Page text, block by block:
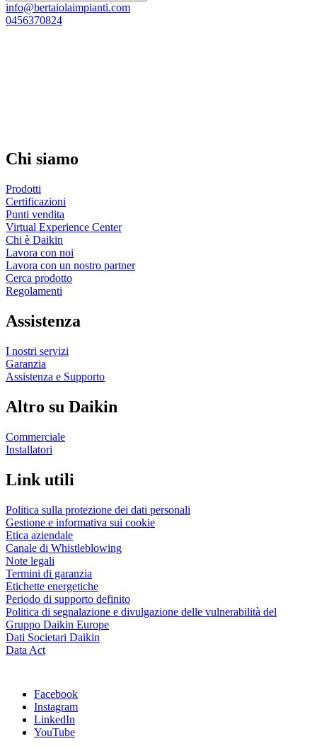
info@bertaiolaimpianti.com
0456370824
Chi siamo
Prodotti
Certificazioni
Punti vendita
Virtual Experience Center
Chi è Daikin
Lavora con noi
Lavora con un nostro partner
Cerca prodotto
Regolamenti
Assistenza
I nostri servizi
Garanzia
Assistenza e Supporto
Altro su Daikin
Commerciale
Installatori
Link utili
Politica sulla protezione dei dati personali
Gestione e informativa sui cookie
Etica aziendale
Canale di Whistleblowing
Note legali
Termini di garanzia
Etichette energetiche
Periodo di supporto definito
Politica di segnalazione e divulgazione delle vulnerabilità del
Gruppo Daikin Europe
Dati Societari Daikin
Data Act
Facebook
Instagram
LinkedIn
YouTube